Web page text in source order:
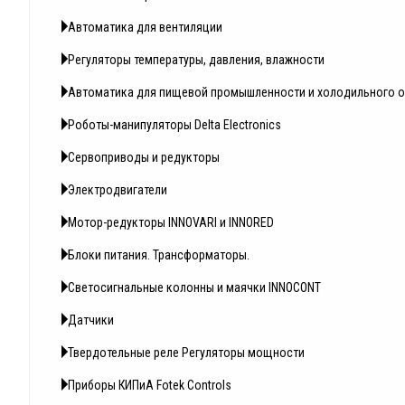
Автоматика для вентиляции
Регуляторы температуры, давления, влажности
Автоматика для пищевой промышленности и холодильного
Роботы-манипуляторы Delta Electronics
Сервоприводы и редукторы
Электродвигатели
Мотор-редукторы INNOVARI и INNORED
Блоки питания. Трансформаторы.
Светосигнальные колонны и маячки INNOCONT
Датчики
Твердотельные реле Регуляторы мощности
Приборы КИПиА Fotek Controls